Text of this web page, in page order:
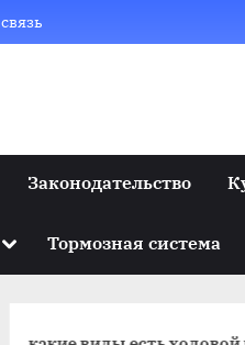
Законодательство
ToggleТормозная система